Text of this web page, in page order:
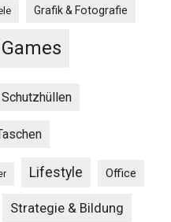
Grafik & Fotografie
Lifestyle Office
Strategie & Bildung